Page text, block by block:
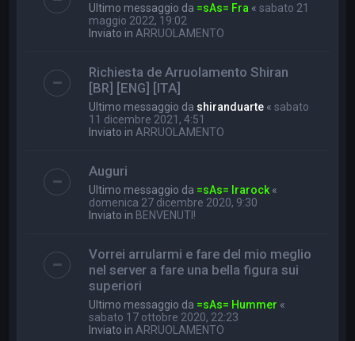
Ultimo messaggio da =sAs= Fra «sabato 21
maggio 2022, 19:02
Inviato in ARRUOLAMENTO
Richiesta de Arruolamento Shiran
[BR] [ENG] [ITA]
Ultimo messaggio da shiranduarte «sabato
11 dicembre 2021, 4:51
Inviato in ARRUOLAMENTO
Auguri
Ultimo messaggio da =sAs= Irarock «
domenica 27 dicembre 2020, 9:30
Inviato in BENVENUTI!
Vorrei arrularmi e fare del mio meglio
nel server a fare una bella figura sui
superiori
Ultimo messaggio da =sAs= Hummer «
sabato 17 ottobre 2020, 22:23
Inviato in ARRUOLAMENTO